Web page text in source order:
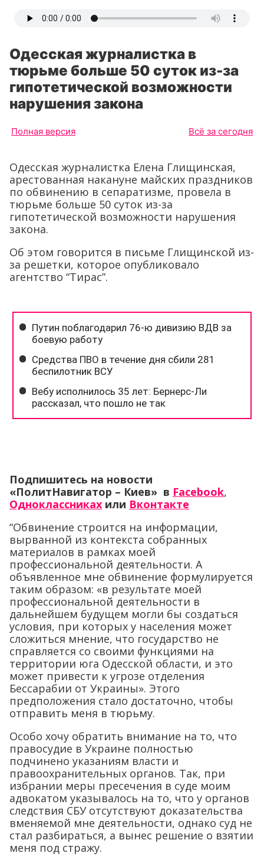
Одесская журналистка в
тюрьме больше 50 суток из-за
гипотетической возможности
нарушения закона
Полная версия Всё за сегодня
Одесская журналистка Елена Глищинская,
арестованная накануне майских праздников
по обвинению в сепаратизме, провела в
тюрьме больше 50 суток из-за
гипотетической возможности нарушения
закона.
Об этом говорится в письме Глищинской из-
за решетки, которое опубликовало
агентство “Тирас”.
Подпишитесь на новости
«ПолитНавигатор – Киев» в Facebook,
Одноклассниках или Вконтакте
“Обвинение строится на информации,
вырванной из контекста собранных
материалов в рамках моей
профессиональной деятельности. А
объявленное мне обвинение формулируется
таким образом: «в результате моей
профессиональной деятельности в
дальнейшем будущем могли бы создаться
условия, при которых у населения может
сложиться мнение, что государство не
справляется со своими функциями на
территории юга Одесской области, и это
может привести к угрозе отделения
Бессарабии от Украины». Этого
предположения стало достаточно, чтобы
отправить меня в тюрьму.
Особо хочу обратить внимание на то, что
правосудие в Украине полностью
подчинено указаниям власти и
правоохранительных органов. Так, при
избрании меры пресечения в суде моим
адвокатом указывалось на то, что у органов
следствия СБУ отсутствуют доказательства
вменяемой мне деятельности, однако суд не
стал разбираться, а вынес решение о взятии
меня под стражу.